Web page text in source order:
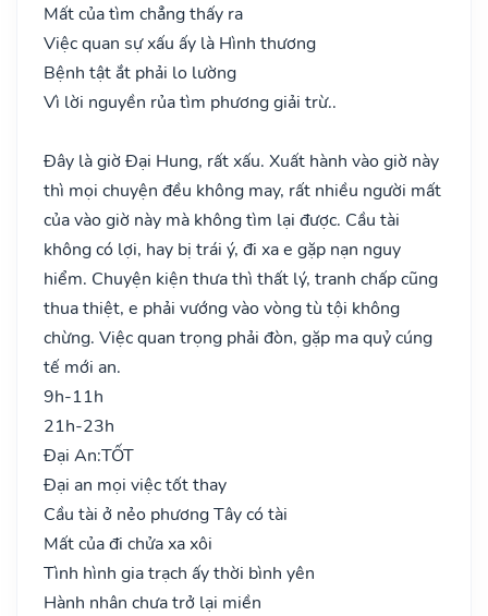
Mất của tìm chẳng thấy ra
Việc quan sự xấu ấy là Hình thương
Bệnh tật ắt phải lo lường
Vì lời nguyền rủa tìm phương giải trừ..
Đây là giờ Đại Hung, rất xấu. Xuất hành vào giờ này
thì mọi chuyện đều không may, rất nhiều người mất
của vào giờ này mà không tìm lại được. Cầu tài
không có lợi, hay bị trái ý, đi xa e gặp nạn nguy
hiểm. Chuyện kiện thưa thì thất lý, tranh chấp cũng
thua thiệt, e phải vướng vào vòng tù tội không
chừng. Việc quan trọng phải đòn, gặp ma quỷ cúng
tế mới an.
9h-11h
21h-23h
Đại An:TỐT
Đại an mọi việc tốt thay
Cầu tài ở nẻo phương Tây có tài
Mất của đi chửa xa xôi
Tình hình gia trạch ấy thời bình yên
Hành nhân chưa trở lại miền